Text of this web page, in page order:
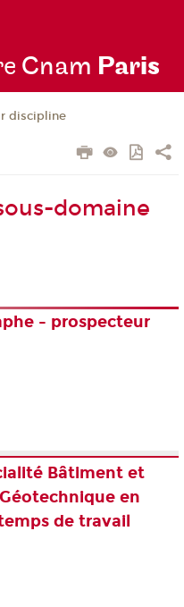
Cnam Paris
discipline
domaine
- prospecteur
Bâtiment et
en
de travail